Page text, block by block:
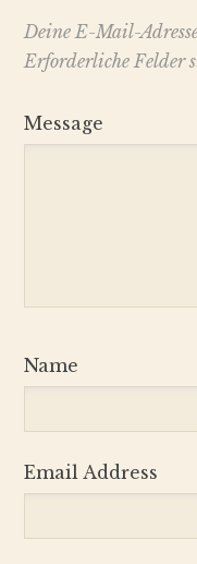
Deine E-Mail-
Erforderliche Felder
Message
Name
Email Address